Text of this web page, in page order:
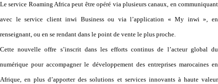
Le service Roaming Africa peut être opéré via plusieurs canaux, en communiquant
avec le service client inwi Business ou via l’application « My inwi », en
renseignant, ou en se rendant dans le point de vente le plus proche.
Cette nouvelle offre s’inscrit dans les efforts continus de l’acteur global du
numérique pour accompagner le développement des entreprises marocaines en
Afrique, en plus d’apporter des solutions et services innovants à haute valeur